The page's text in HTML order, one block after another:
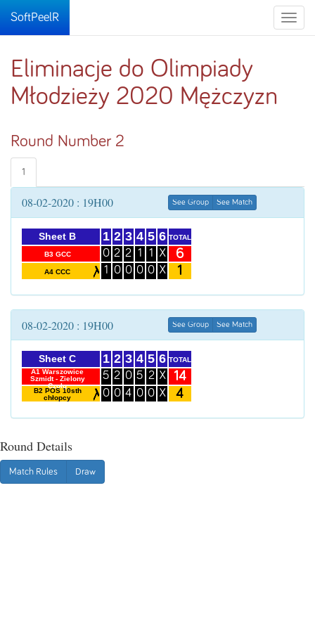
Toggle
SoftPeelR
Eliminacje do Olimpiady
Młodzieży 2020 Mężczyzn
Round Number 2
1
08-02-2020 : 19H00 See Group See Match
Sheet B
B3 GCC
A4 CCC
1
0
1
2
2
0
3
2
0
4
1
0
5
1
0
6
X
X
TOTAL
6
1
08-02-2020 : 19H00 See Group See Match
Sheet C
A1 Warszowice
Szmidt - Zielony
Czołg
B2 POS 10sth
chłopcy
1
5
0
2
2
0
3
0
4
4
5
0
5
2
0
6
X
X
TOTAL
14
4
Round Details
Match Rules Draw